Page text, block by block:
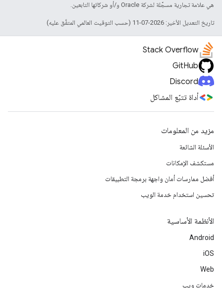
هي علامة تجارية مسجَّلة لشركة Oracle و/أو شركائها التابعين.
تاريخ التعديل الأخير: 2026-07-11 (حسب التوقيت العالمي المتفَّق عليه)
Stack Overflow
GitHub
Discord
أداة تتبّع المشاكل
مزيد من المعلومات
الأسئلة الشائعة
مستكشف الإمكانات
أفضل ممارسات أمان واجهة برمجة التطبيقات
تحسين استخدام خدمة الويب
الأنظمة الأساسية
Android
iOS
Web
خدمات ويب